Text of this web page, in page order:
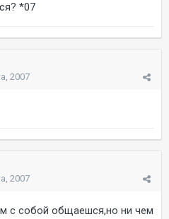
*07
2007
2007
с собой общаешся,но ни чем